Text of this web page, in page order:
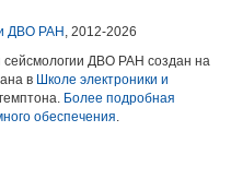
ДВО РАН , 2012-2026
сейсмологии ДВО РАН создан на
в Школе электроники и
Более подробная
обеспечения.